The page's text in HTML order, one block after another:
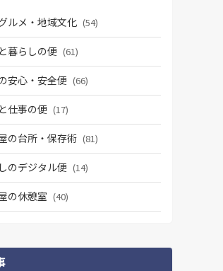
ルメ・地域文化 (54)
暮らしの便 (61)
安心・安全便 (66)
仕事の便 (17)
の台所・保存術 (81)
のデジタル便 (14)
の休憩室 (40)